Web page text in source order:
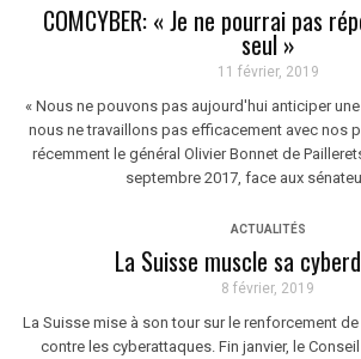
COMCYBER: « Je ne pourrai pas
seul »
11 février, 2019
« Nous ne pouvons pas aujourd'hui anticiper
nous ne travaillons pas efficacement avec nos
récemment le général Olivier Bonnet de
septembre 2017, face aux
ACTUALITÉS
La Suisse muscle sa
8 février, 2019
La Suisse mise à son tour sur le renforcement
contre les cyberattaques. Fin janvier, le